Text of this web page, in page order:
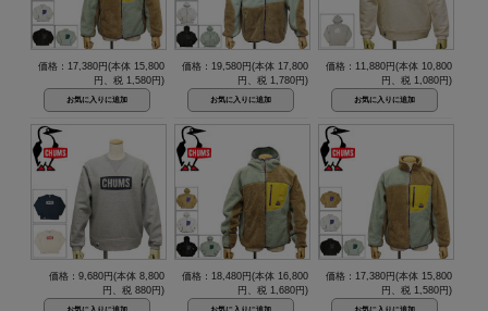
価格：17,380円(本体 15,800
円、税 1,580円)
価格：19,580円(本体 17,800
円、税 1,780円)
価格：11,880円(本体 10,800
円、税 1,080円)
価格：9,680円(本体 8,800
円、税 880円)
価格：18,480円(本体 16,800
円、税 1,680円)
価格：17,380円(本体 15,800
円、税 1,580円)